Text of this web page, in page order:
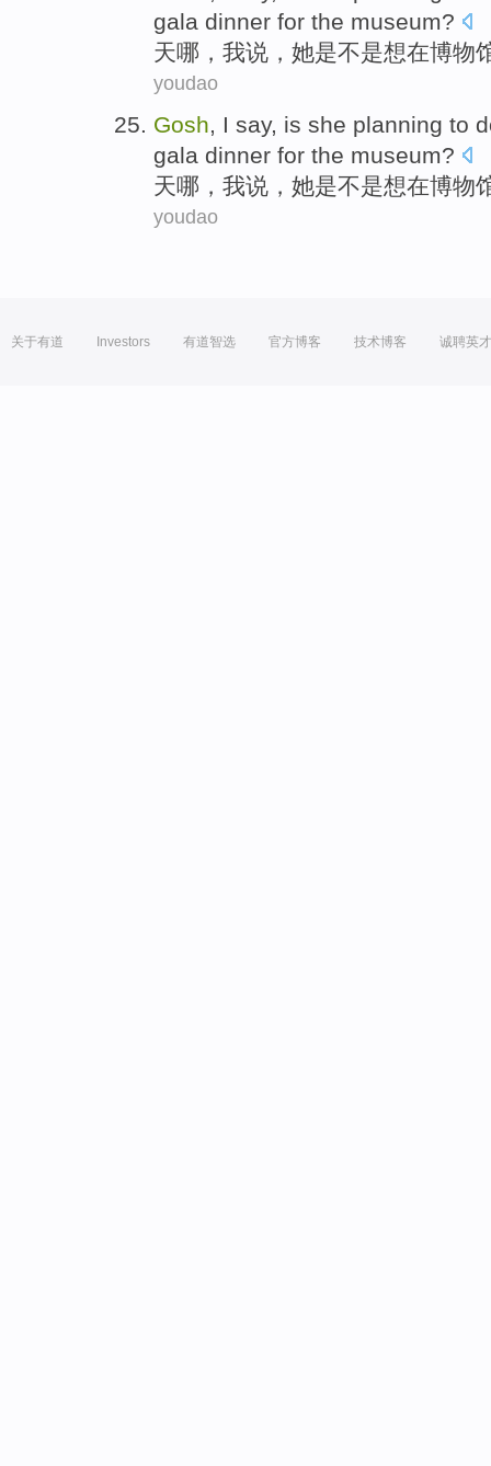
gala dinner for the museum?
天哪 ， 我说 ， 她是不是想在博物
youdao
Gosh, I say, is she planning to
gala dinner for the museum?
天哪 ， 我说 ， 她是不是想在博物
youdao
关于有道 Investors 有道智选 官方博客 技术博客 诚聘英才